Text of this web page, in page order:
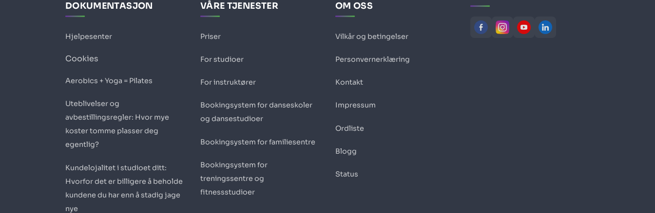
DOKUMENTASJON
Hjelpesenter
Cookies
Aerobics + Yoga = Pilates
Uteblivelser og
avbestillingsregler: Hvor mye
koster tomme plasser deg
egentlig?
Kundelojalitet i studioet ditt:
Hvorfor det er billigere å beholde
kundene du har enn å stadig jage
nye
VÅRE TJENESTER
Priser
For studioer
For instruktører
Bookingsystem for danseskoler
og dansestudioer
Bookingsystem for familiesentre
Bookingsystem for
treningssentre og
fitnessstudioer
OM OSS
Vilkår og betingelser
Personvernerklæring
Kontakt
Impressum
Ordliste
Blogg
Status